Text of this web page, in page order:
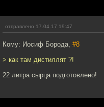
отправлено 17.04.17 19:47
Кому: Иосиф Борода, #8
> как там дистиллят ?!
22 литра сырца подготовлено!